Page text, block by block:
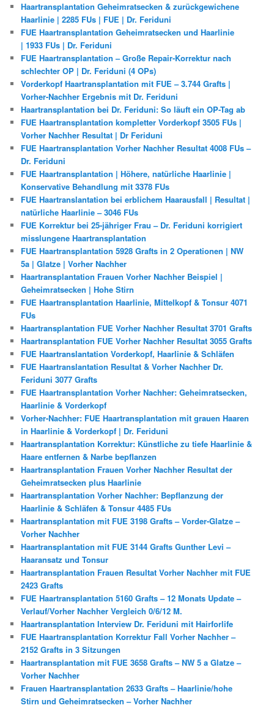
Haartransplantation Geheimratsecken & zurückgewichene
Haarlinie | 2285 FUs | FUE | Dr. Feriduni
FUE Haartransplantation Geheimratsecken und Haarlinie
| 1933 FUs | Dr. Feriduni
FUE Haartransplantation – Große Repair-Korrektur nach
schlechter OP | Dr. Feriduni (4 OPs)
Vorderkopf Haartransplantation mit FUE – 3.744 Grafts |
Vorher-Nachher Ergebnis mit Dr. Feriduni
Haartransplantation bei Dr. Feriduni: So läuft ein OP-Tag ab
FUE Haartransplantation kompletter Vorderkopf 3505 FUs |
Vorher Nachher Resultat | Dr Feriduni
FUE Haartransplantation Vorher Nachher Resultat 4008 FUs –
Dr. Feriduni
FUE Haartransplantation | Höhere, natürliche Haarlinie |
Konservative Behandlung mit 3378 FUs
FUE Haartranslantation bei erblichem Haarausfall | Resultat |
natürliche Haarlinie – 3046 FUs
FUE Korrektur bei 25-jähriger Frau – Dr. Feriduni korrigiert
misslungene Haartransplantation
FUE Haartransplantation 5928 Grafts in 2 Operationen | NW
5a | Glatze | Vorher Nachher
Haartransplantation Frauen Vorher Nachher Beispiel |
Geheimratsecken | Hohe Stirn
FUE Haartransplantation Haarlinie, Mittelkopf & Tonsur 4071
FUs
Haartransplantation FUE Vorher Nachher Resultat 3701 Grafts
Haartransplantation FUE Vorher Nachher Resultat 3055 Grafts
FUE Haartranslantation Vorderkopf, Haarlinie & Schläfen
FUE Haartranslantation Resultat & Vorher Nachher Dr.
Feriduni 3077 Grafts
FUE Haartransplantation Vorher Nachher: Geheimratsecken,
Haarlinie & Vorderkopf
Vorher-Nachher: FUE Haartransplantation mit grauen Haaren
in Haarlinie & Vorderkopf | Dr. Feriduni
Haartransplantation Korrektur: Künstliche zu tiefe Haarlinie &
Haare entfernen & Narbe bepflanzen
Haartransplantation Frauen Vorher Nachher Resultat der
Geheimratsecken plus Haarlinie
Haartransplantation Vorher Nachher: Bepflanzung der
Haarlinie & Schläfen & Tonsur 4485 FUs
Haartransplantation mit FUE 3198 Grafts – Vorder-Glatze –
Vorher Nachher
Haartransplantation mit FUE 3144 Grafts Gunther Levi –
Haaransatz und Tonsur
Haartransplantation Frauen Resultat Vorher Nachher mit FUE
2423 Grafts
FUE Haartransplantation 5160 Grafts – 12 Monats Update –
Verlauf/Vorher Nachher Vergleich 0/6/12 M.
Haartransplantation Interview Dr. Feriduni mit Hairforlife
FUE Haartransplantation Korrektur Fall Vorher Nachher –
2152 Grafts in 3 Sitzungen
Haartransplantation mit FUE 3658 Grafts – NW 5 a Glatze –
Vorher Nachher
Frauen Haartransplantation 2633 Grafts – Haarlinie/hohe
Stirn und Geheimratsecken – Vorher Nachher